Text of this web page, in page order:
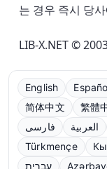
는 경우 즉시 당
LIB-X.NET ©
English
简体中文
繁體
فارسی
العربية
Türkmençe
עברית